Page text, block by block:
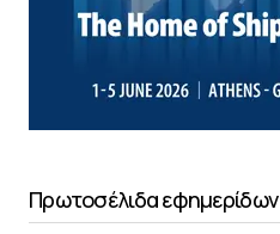
Πρωτοσέλιδα εφημερίδων